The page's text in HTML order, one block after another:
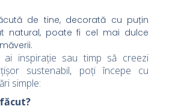
de tine, decorată cu puțin
natural, poate fi cel mai dulce
inspirație sau timp să creezi
sustenabil, poți începe cu
simple: